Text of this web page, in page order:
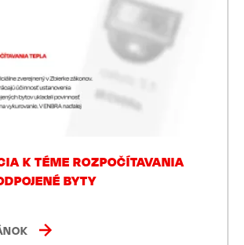
K TÉME ROZPOČÍTAVANIA
BYTY